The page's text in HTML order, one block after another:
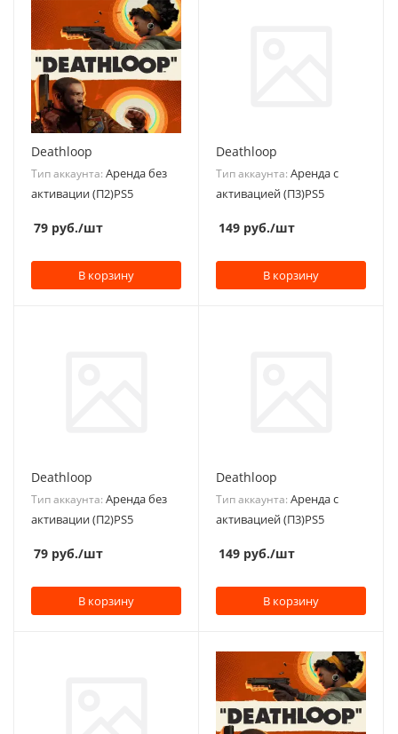
Deathloop
Тип аккаунта: Аренда без
активации (П2)PS5
79 руб./шт
В корзину
Deathloop
Тип аккаунта: Аренда с
активацией (П3)PS5
149 руб./шт
В корзину
Deathloop
Тип аккаунта: Аренда без
активации (П2)PS5
79 руб./шт
В корзину
Deathloop
Тип аккаунта: Аренда с
активацией (П3)PS5
149 руб./шт
В корзину